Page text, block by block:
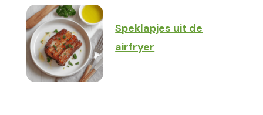
Speklapjes uit de
airfryer